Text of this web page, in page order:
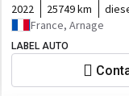
2022 25749 km
France, Arnage
LABEL AUTO